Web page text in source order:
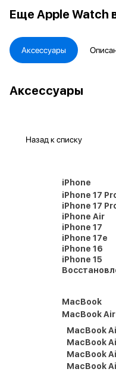
Еще Apple Watch
Аксессуары
Аксессуары
Назад к списку
iPhone
iPhone 17
iPhone 17
iPhone Air
iPhone 17
iPhone 17e
iPhone 16
iPhone 15
MacBook
MacBook Air
MacBook
MacBook
MacBook
MacBook